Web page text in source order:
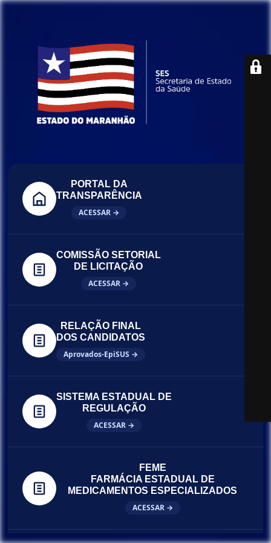
PORTAL DA
TRANSPARÊNCIA
ACESSAR →
COMISSÃO SETORIAL
DE LICITAÇÃO
ACESSAR →
RELAÇÃO FINAL
DOS CANDIDATOS
Aprovados-EpiSUS →
SISTEMA ESTADUAL DE
REGULAÇÃO
ACESSAR →
FEME
FARMÁCIA ESTADUAL DE
MEDICAMENTOS ESPECIALIZADOS
ACESSAR →